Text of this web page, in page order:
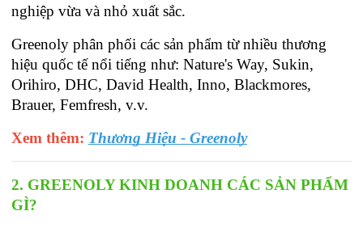
nghiệp vừa và nhỏ xuất sắc.
Greenoly phân phối các sản phẩm từ nhiều thương
hiệu quốc tế nổi tiếng như: Nature's Way, Sukin,
Orihiro, DHC, David Health, Inno, Blackmores,
Brauer, Femfresh, v.v.
Xem thêm: Thương Hiệu - Greenoly
2. GREENOLY KINH DOANH CÁC SẢN PHẨM
GÌ?